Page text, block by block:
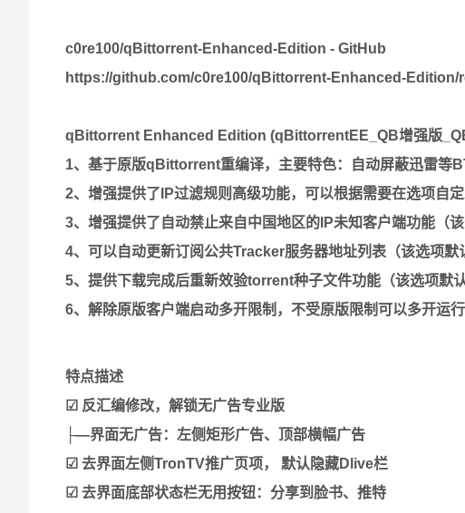
c0re100/qBittorrent-Enhanced-Edition - GitHub
https://github.com/c0re100/qBittorrent-Enhanced-Edition/
qBittorrent Enhanced Edition (qBittorrentEE_QB增强版
1、基于原版qBittorrent重编译，主要特色：自动屏蔽迅雷等
2、增强提供了IP过滤规则高级功能，可以根据需要在选项自
3、增强提供了自动禁止来自中国地区的IP未知客户端功能（该
4、可以自动更新订阅公共Tracker服务器地址列表（该选项默
5、提供下载完成后重新效验torrent种子文件功能（该选项默认
6、解除原版客户端启动多开限制，不受原版限制可以多开运行
特点描述
☑ 反汇编修改，解锁无广告专业版
├—界面无广告：左侧矩形广告、顶部横幅广告
☑ 去界面左侧TronTV推广页项， 默认隐藏Dlive栏
☑ 去界面底部状态栏无用按钮：分享到脸书、推特